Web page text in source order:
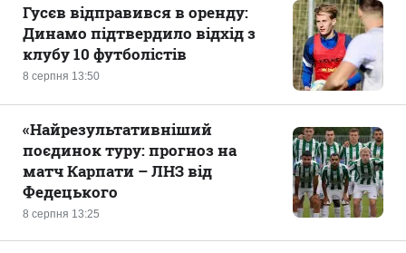
8 серпня 13:50
Гусєв відправився в оренду:
Динамо підтвердило відхід з
клубу 10 футболістів
8 серпня 13:25
«Найрезультативніший
поєдинок туру: прогноз на
матч Карпати – ЛНЗ від
Федецького